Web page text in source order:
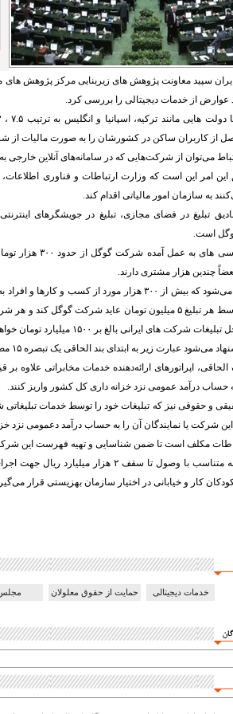
از کاربران ساکن در کشورشان را به ‌صورت مالیات از
می‌توان از شرکت‌هایی که در سامانه‌های آنلاین خارجی
این امر این است که وزارت ارتباطات و فناوری
به سازمان امور مالیاتی اقدام کند.
تبلیغ در فضای مجازی، تبلیغ در جویشگرهای
است.
چندین هزار مشتری دارند.
تخمین زده می‌شود که بیش از ۳۰۰ هزار مورد از
به طور متوسط هر تبلیغ ۵ میلیون تومان عاید شرکت
شرکت های ایرانی بالغ بر ۱۵۰۰ میلیارد تومان خواهد شد.
عبارت زیر به ابتدای بند الحاقی یک تبصره ۱۵ مصوبه کمیسیون تلفیق لایحه بودجه ۹۹ الحاق شود:
حساب درآمد عمومی نزد خزانه داری کل کشور واریز کنند.
این شرکت یا نمایندگان آن را به حساب درآمد دعمومی نزد
مکلف است تا ضمن شناسایی و تهیه فهرست این شرکت
کار و خیابانی در اختیار سازمان بهزیستی قرار
خدمات دیجیتالی حمایت از حقوق معلولان